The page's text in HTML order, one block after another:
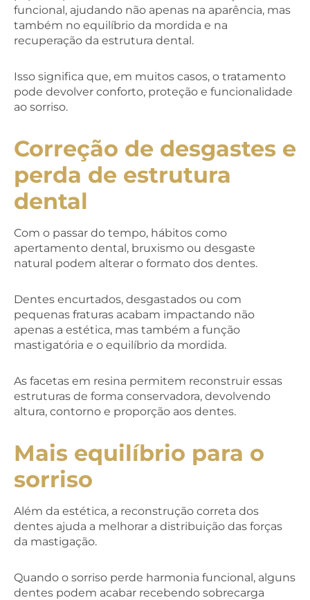
funcional, ajudando não apenas na aparência, mas
também no equilíbrio da mordida e na
recuperação da estrutura dental.
Isso significa que, em muitos casos, o tratamento
pode devolver conforto, proteção e funcionalidade
ao sorriso.
Correção de desgastes e
perda de estrutura
dental
Com o passar do tempo, hábitos como
apertamento dental, bruxismo ou desgaste
natural podem alterar o formato dos dentes.
Dentes encurtados, desgastados ou com
pequenas fraturas acabam impactando não
apenas a estética, mas também a função
mastigatória e o equilíbrio da mordida.
As facetas em resina permitem reconstruir essas
estruturas de forma conservadora, devolvendo
altura, contorno e proporção aos dentes.
Mais equilíbrio para o
sorriso
Além da estética, a reconstrução correta dos
dentes ajuda a melhorar a distribuição das forças
da mastigação.
Quando o sorriso perde harmonia funcional, alguns
dentes podem acabar recebendo sobrecarga